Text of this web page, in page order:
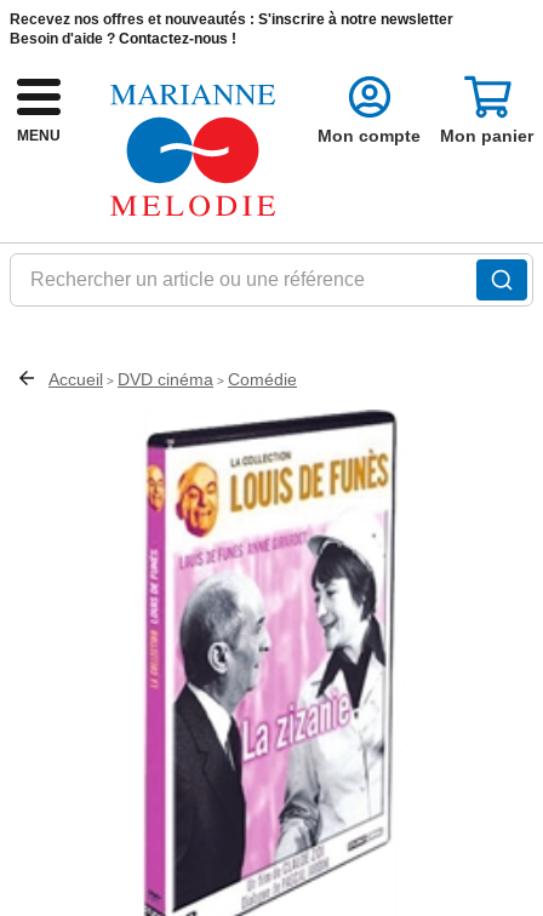
Recevez nos offres et nouveautés : S'inscrire à notre newsletter
Besoin d'aide ? Contactez-nous !
MENU
Rechercher un article ou une référence
Mon compte Mon panier
Accueil > DVD cinéma > Comédie